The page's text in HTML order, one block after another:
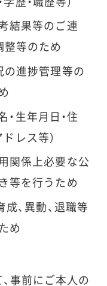
結果等のご連
整等のため
の進捗管理等の
生年月日・住
レス等）
関係上必要な公
等を行うため
成、異動、退職等
め
事前にご本人の